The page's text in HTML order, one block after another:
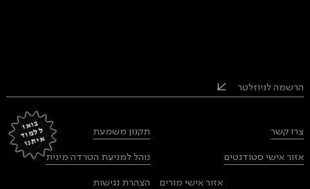
צרו קשר
אזור אישי סטודנטים
אזור אישי מורים
תקנון משמעת
נוהל למניעת הטרדה מינית
הצהרת נגישות
הרשמה לניוזלטר
בוא
ו
ל
ל
מ
וד
א
ית
נו